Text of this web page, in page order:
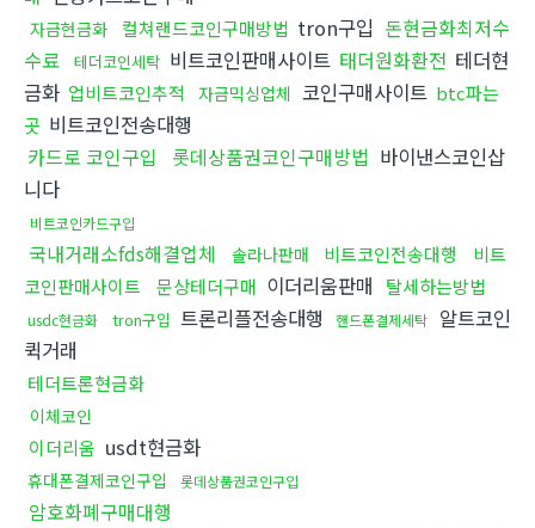
자금현금화 컬쳐랜드코인구매방법 tron구입 돈현금화최저수
수료
테더코인세탁 비트코인판매사이트 태더원화환전 테더현
금화 업비트코인추적 자금믹싱업체 코인구매사이트 btc파는
곳 비트코인전송대행
카드로 코인구입
롯데상품권코인구매방법 바이낸스코인삽
니다
비트코인카드구입
국내거래소fds해결업체 솔라나판매 비트코인전송대행
비트
코인판매사이트
문상테더구매 이더리움판매 탈세하는방법
usdc현금화 tron구입 트론리플전송대행 핸드폰결제세탁
알트코인
퀵거래
테더트론현금화
이체코인
이더리움 usdt현금화
휴대폰결제코인구입 롯데상품권코인구입
암호화폐구매대행